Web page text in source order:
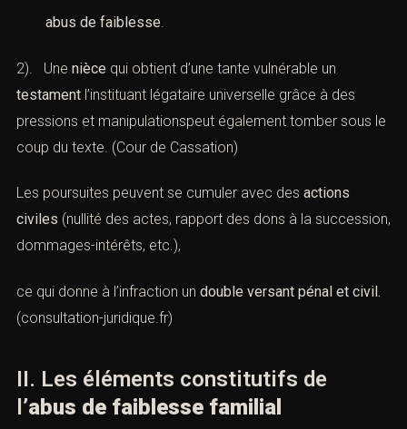
abus de faiblesse.
2). Une nièce qui obtient d’une tante vulnérable un
testament l’instituant légataire universelle grâce à des
pressions et manipulationspeut également tomber sous le
coup du texte. (Cour de Cassation)
Les poursuites peuvent se cumuler avec des actions
civiles (nullité des actes, rapport des dons à la succession,
dommages-intérêts, etc.),
ce qui donne à l’infraction un double versant pénal et civil.
(consultation-juridique.fr)
II. Les éléments constitutifs de
l’abus de faiblesse familial